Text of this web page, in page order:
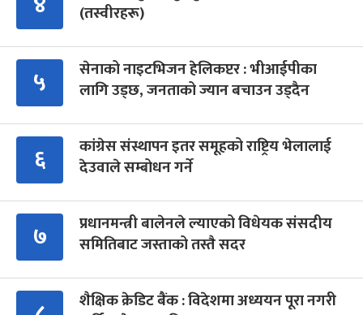
(तस्वीरहरू)
५
सेनाको नाइटभिजन हेलिकप्टर : भीआईपीका
लागि उड्छ, जनताको ज्यान बचाउन उड्दैन
६
कांग्रेस संस्थापन इतर समूहको राष्ट्रिय भेलालाई
देउवाले सम्बोधन गर्ने
७
प्रधानमन्त्री बालेनले ल्याएको विधेयक संसदीय
समितिबाट जस्ताको तस्तै सदर
शैक्षिक क्रेडिट बैंक : विदेशमा अध्ययन पूरा नगरी